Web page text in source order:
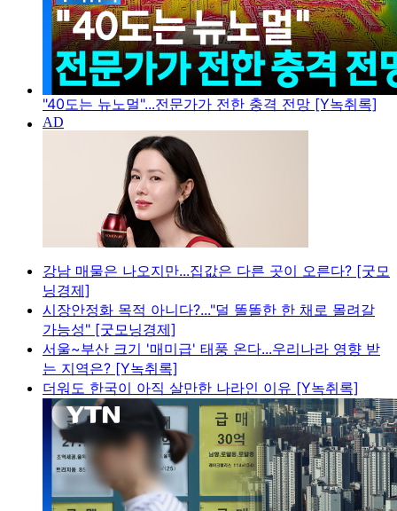
"40도는 뉴노멀"...전문가가 전한 충격 전망 [Y녹취록]
강남 매물은 나오지만...집값은 다른 곳이 오른다? [굿모
닝경제]
시장안정화 목적 아니다?..."덜 똘똘한 한 채로 몰려갈
가능성" [굿모닝경제]
서울~부산 크기 '매미급' 태풍 온다...우리나라 영향 받
는 지역은? [Y녹취록]
더워도 한국이 아직 살만한 나라인 이유 [Y녹취록]